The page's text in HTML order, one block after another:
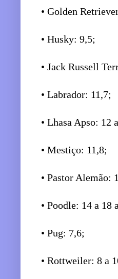
• Golden
• Husky: 9,5;
• Jack Russell
• Labrador: 11,7;
• Lhasa Apso: 12
• Mestiço: 11,8;
• Pastor Alemão:
• Poodle: 14 a 18
• Pug: 7,6;
• Rottweiler: 8 a